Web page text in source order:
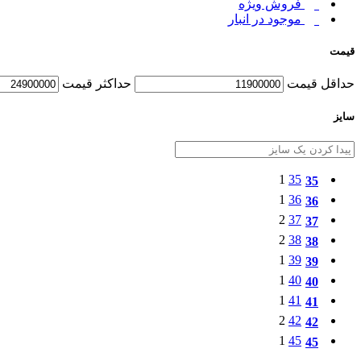
فروش ویژه
موجود در انبار
قیمت
حداقل قیمت حداكثر قيمت
سایز
35
35
1
36
36
1
37
37
2
38
38
2
39
39
1
40
40
1
41
41
1
42
42
2
45
45
1